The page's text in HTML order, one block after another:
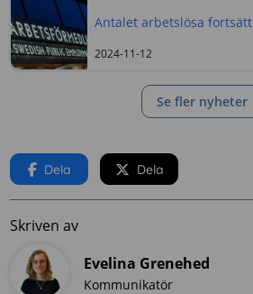
Antalet arbetslösa
2024-11-12
Se fler nyheter
Dela Dela
Skriven av
Evelina Grenehed
Kommunikatör